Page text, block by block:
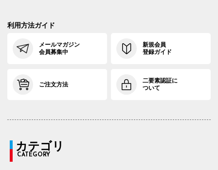
利用方法ガイド
メールマガジン
会員募集中
新規会員
登録ガイド
ご注文方法
二要素認証に
ついて
カテゴリ
CATEGORY